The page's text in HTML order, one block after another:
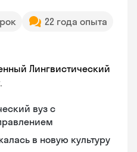
22 года опыта
Лингвистический
вуз с
в новую культуру